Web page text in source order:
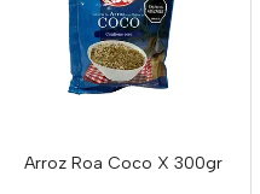
Arroz Roa Coco X 300gr